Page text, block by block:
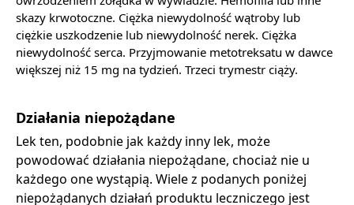
skazy krwotoczne. Ciężka niewydolność wątroby lub
ciężkie uszkodzenie lub niewydolność nerek. Ciężka
niewydolność serca. Przyjmowanie metotreksatu w dawce
większej niż 15 mg na tydzień. Trzeci trymestr ciąży.
Działania niepożądane
Lek ten, podobnie jak każdy inny lek, może
powodować działania niepożądane, chociaż nie u
każdego one wystąpią. Wiele z podanych poniżej
niepożądanych działań produktu leczniczego jest